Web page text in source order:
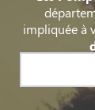
impliquée à